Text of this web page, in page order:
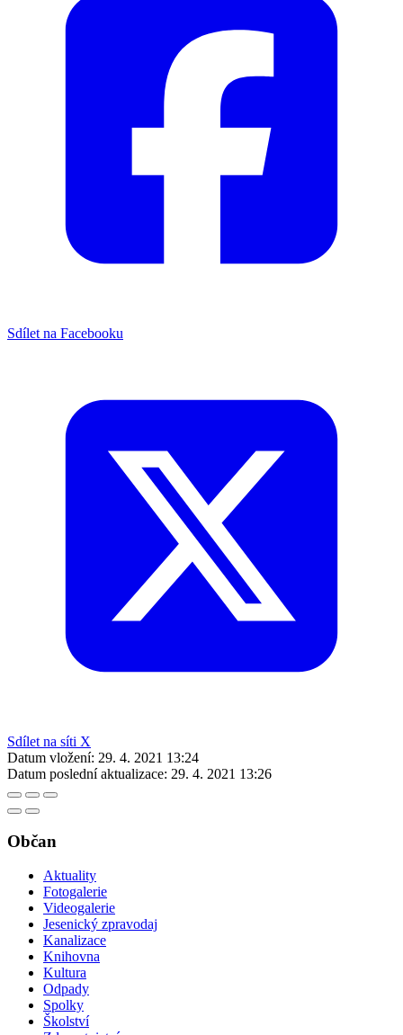
Sdílet na Facebooku
Sdílet na síti X
Datum vložení: 29. 4. 2021 13:24
Datum poslední aktualizace: 29. 4. 2021 13:26
Občan
Aktuality
Fotogalerie
Videogalerie
Jesenický zpravodaj
Kanalizace
Knihovna
Kultura
Odpady
Spolky
Školství